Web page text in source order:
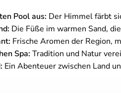
Pool aus: Der Himmel färbt
Die Füße im warmen Sand,
Frische Aromen der Region,
Spa: Tradition und Natur
Ein Abenteuer zwischen Land